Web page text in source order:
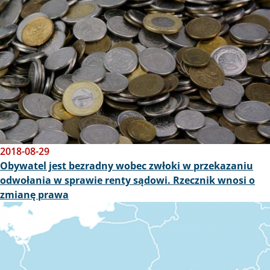
2018-08-29
Obywatel jest bezradny wobec zwłoki w przekazaniu
odwołania w sprawie renty sądowi. Rzecznik wnosi o
zmianę prawa
Obraz